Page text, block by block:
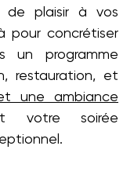
plaisir à vos
pour concrétiser
un programme
restauration, et
une ambiance
votre soirée